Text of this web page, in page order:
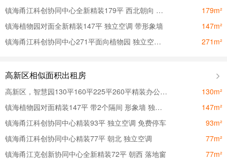
镇海甬江科创协同中心全新精装179平 西北朝向 独立空调
179m²
镇海植物园对面全新精装147平 独立空调 带形象墙
147m²
镇海甬江科创协同中心271平面向植物园 独立空调 落地窗
271m²
高新区相似面积出租房
高新区，智慧园130平160平225平260平精装办公室招租
130m²
镇海植物园对面精装147平 带2个隔间 形象墙 独立空调
147m²
镇海甬江科创协同中心精装93平 独立空调 免费停车
93m²
镇海甬江科创协同中心精装77平 朝北 独立空调
77m²
镇海甬江克创新协同中心全新精装72平 朝西 落地窗
77m²